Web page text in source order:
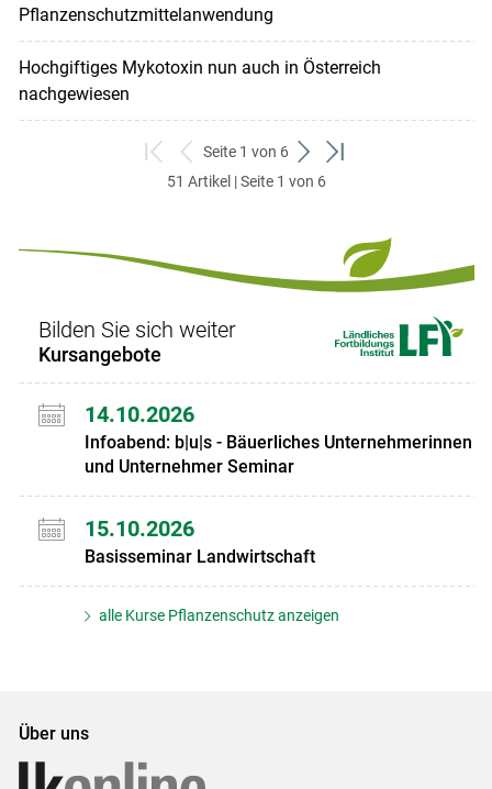
Pflanzenschutzmittelanwendung
Hochgiftiges Mykotoxin nun auch in Österreich
nachgewiesen
zum
ersten
zurück
zum
Seite 1 von 6
weiter
zum
zum
51 Artikel | Seite 1 von 6
Bilden Sie sich weiter
Kursangebote
14.10.2026
Infoabend: b|u|s - Bäuerliches Unternehmerinnen
und Unternehmer Seminar
15.10.2026
Basisseminar Landwirtschaft
alle Kurse Pflanzenschutz anzeigen
Über uns